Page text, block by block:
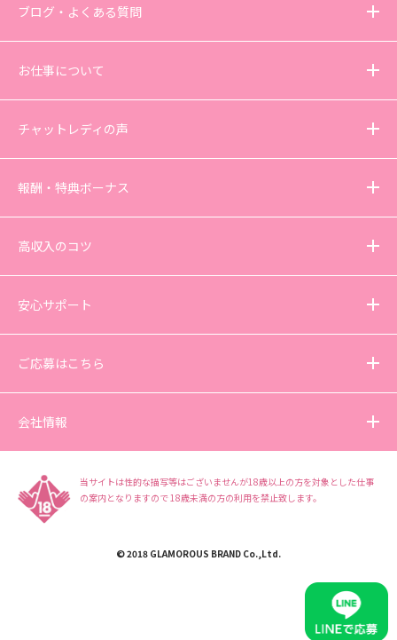
ブログ・よくある質問
お仕事について
チャットレディの声
報酬・特典ボーナス
高収入のコツ
安心サポート
ご応募はこちら
会社情報
当サイトは性的な描写等はございませんが18歳以上の方を対象とした仕事
の案内となりますので 18歳未満の方の利用を禁止致します。
© 2018 GLAMOROUS BRAND Co.,Ltd.